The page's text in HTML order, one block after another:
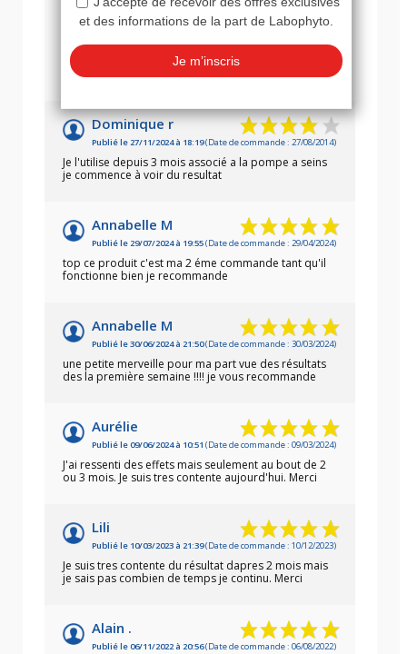
Gilles S.
Bon produit, pas d'effet secondaire, prise facile et
effet ressenti rapidement.
Dominique r
Publié le 27/11/2024 à 18:19(Date de commande : 27/08/2014)
Je l'utilise depuis 3 mois associé a la pompe a seins
je commence à voir du resultat
Annabelle M
Publié le 29/07/2024 à 19:55(Date de commande : 29/04/2024)
top ce produit c'est ma 2 éme commande tant qu'il
fonctionne bien je recommande
Annabelle M
Publié le 30/06/2024 à 21:50(Date de commande : 30/03/2024)
une petite merveille pour ma part vue des résultats
des la première semaine !!!! je vous recommande
Aurélie
Publié le 09/06/2024 à 10:51 (Date de commande : 09/03/2024)
J'ai ressenti des effets mais seulement au bout de 2
ou 3 mois. Je suis tres contente aujourd'hui. Merci
Lili
Publié le 10/03/2023 à 21:39(Date de commande : 10/12/2023)
Je suis tres contente du résultat dapres 2 mois mais
je sais pas combien de temps je continu. Merci
Alain .
Publié le 06/11/2022 à 20:56(Date de commande : 06/08/2022)